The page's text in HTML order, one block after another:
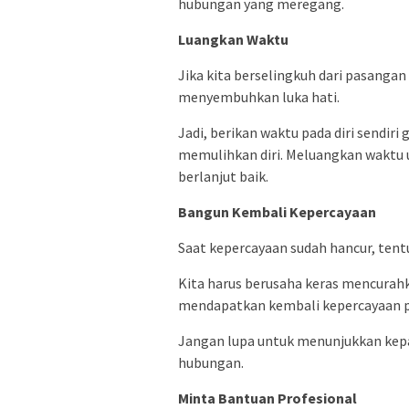
hubungan yang meregang.
Luangkan Waktu
Jika kita berselingkuh dari
menyembuhkan luka hati.
Jadi, berikan waktu pada diri sendiri
memulihkan diri. Meluangkan
berlanjut baik.
Bangun Kembali Kepercayaan
Saat kepercayaan sudah hancur,
Kita harus berusaha keras
mendapatkan kembali
Jangan lupa untuk menunjukkan
hubungan.
Minta Bantuan Profesional